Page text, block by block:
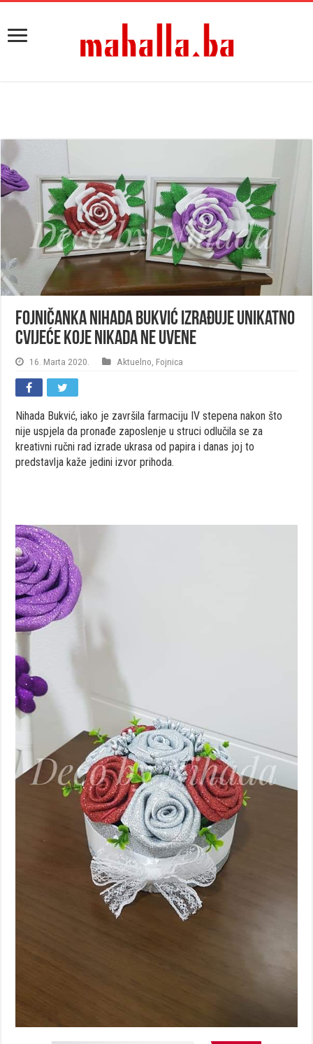
Fojničanka Nihada Bukvić izrađuje unikatno
cvijeće koje nikada ne uvene
16. Marta 2020. Aktuelno Fojnica
Nihada Bukvić, iako je završila farmaciju IV stepena nakon što
nije uspjela da pronađe zaposlenje u struci odlučila se za
kreativni ručni rad izrade ukrasa od papira i danas joj to
predstavlja kaže jedini izvor prihoda.